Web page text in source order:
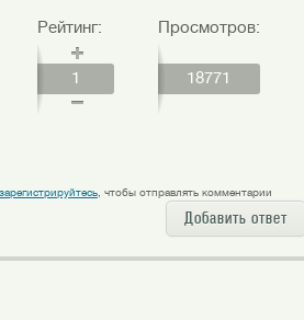
Рейтинг:
1
Просмотров:
18771
зарегистрируйтесь, чтобы отправлять комментарии
Добавить ответ